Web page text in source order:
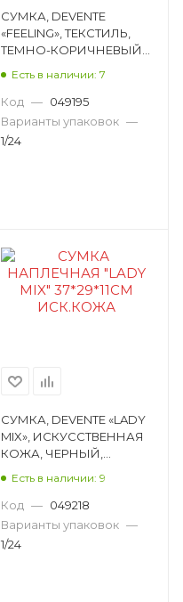
СУМКА, DEVENTE
«FEELING», ТЕКСТИЛЬ,
ТЕМНО-КОРИЧНЕВЫЙ,
Есть в наличии: 7
Код — 049195
Варианты упаковок —
1/24
СУМКА, DEVENTE «LADY
MIX», ИСКУССТВЕННАЯ
КОЖА, ЧЕРНЫЙ,
Есть в наличии: 9
Код — 049218
Варианты упаковок —
1/24